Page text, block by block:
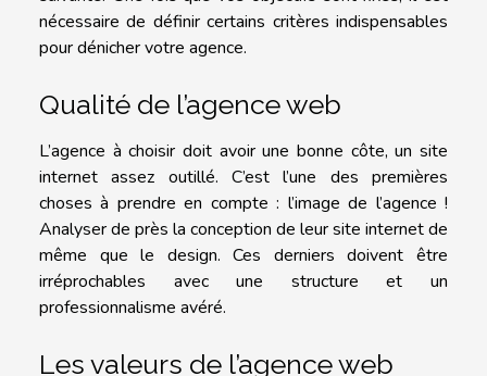
nécessaire de définir certains critères indispensables
pour dénicher votre agence.
Qualité de l’agence web
L’agence à choisir doit avoir une bonne côte, un site
internet assez outillé. C’est l’une des premières
choses à prendre en compte : l’image de l’agence !
Analyser de près la conception de leur site internet de
même que le design. Ces derniers doivent être
irréprochables avec une structure et un
professionnalisme avéré.
Les valeurs de l’agence web